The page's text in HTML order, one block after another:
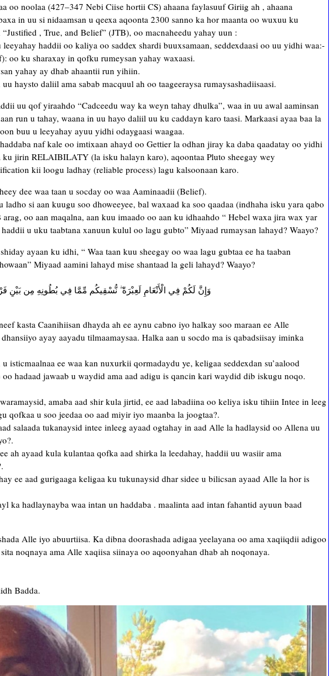
oo noolaa (427–347 Nebi Ciise hortii CS) ahaana faylasuuf Giriig ah , ahaana
in uu si nidaamsan u qeexa aqoonta 2300 sanno ka hor maanta oo wuxuu ku
, True, and Belief” (JTB), oo macnaheedu yahay uun :
haddii oo kaliya oo saddex shardi buuxsamaan, seddexdaasi oo uu yidhi waa:-
oo ku sharaxay in qofku rumeysan yahay waxaasi.
yahay ay dhab ahaantii run yihiin.
haysto daliil ama sabab macquul ah oo taageeraysa rumaysashadiisaasi.
uu qof yiraahdo “Cadceedu way ka weyn tahay dhulka”, waa in uu awal aaminsan
run u tahay, waana in uu hayo daliil uu ku caddayn karo taasi. Markaasi ayaa baa la
buu u leeyahay ayuu yidhi odaygaasi waagaa.
naf kale oo imtixaan ahayd oo Gettier la odhan jiray ka daba qaadatay oo yidhi
ku jirin RELAIBILATY (la isku halayn karo), aqoontaa Pluto sheegay wey
kii loogu ladhay (reliable process) lagu kalsoonaan karo.
dee waa taan u socday oo waa Aaminaadii (Belief).
ladho si aan kuugu soo dhoweeyee, bal waxaad ka soo qaadaa (indhaha isku yara qabo
oo aan maqalna, aan kuu imaado oo aan ku idhaahdo “ Hebel waxa jira wax yar
u uku taabtana xanuun kulul oo lagu gubto” Miyaad rumaysan lahayd? Waayo?
ayaan ku idhi, “ Waa taan kuu sheegay oo waa lagu gubtaa ee ha taaban
Miyaad aamini lahayd mise shantaad la geli lahayd? Waayo?
وَإِنَّ لَكُمْ فِي الْأَنْعَامِ لَعِبْرَةً ۖ نُّسْقِيكُم مِّمَّا فِي بُطُونِهِ مِن بَيْنِ
kasta Caanihiisan dhayda ah ee aynu cabno iyo halkay soo maraan ee Alle
ayay aayadu tilmaamaysaa. Halka aan u socdo ma is qabadsiisay iminka
isticmaalnaa ee waa kan nuxurkii qormadaydu ye, keligaa seddexdan su’aalood
hadaad jawaab u waydid ama aad adigu is qancin kari waydid dib iskugu noqo.
amaba aad shir kula jirtid, ee aad labadiina oo keliya isku tihiin Intee in leeg
qofkaa u soo jeedaa oo aad miyir iyo maanba la joogtaa?.
salaada tukanaysid intee inleeg ayaad ogtahay in aad Alle la hadlaysid oo Allena uu
ah ayaad kula kulantaa qofka aad shirka la leedahay, haddii uu wasiir ama
ee aad gurigaaga keligaa ku tukunaysid dhar sidee u bilicsan ayaad Alle la hor is
ka hadlaynayba waa intan un haddaba . maalinta aad intan fahantid ayuun baad
Alle iyo abuurtiisa. Ka dibna doorashada adigaa yeelayana oo ama xaqiiqdii adigoo
noqnaya ama Alle xaqiisa siinaya oo aqoonyahan dhab ah noqonaya.
Badda.